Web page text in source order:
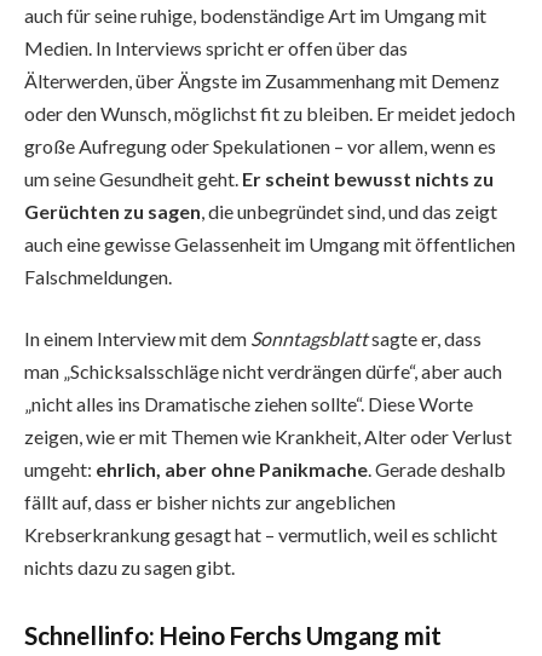
auch für seine ruhige, bodenständige Art im Umgang mit
Medien. In Interviews spricht er offen über das
Älterwerden, über Ängste im Zusammenhang mit Demenz
oder den Wunsch, möglichst fit zu bleiben. Er meidet jedoch
große Aufregung oder Spekulationen – vor allem, wenn es
um seine Gesundheit geht. Er scheint bewusst nichts zu
Gerüchten zu sagen , die unbegründet sind, und das zeigt
auch eine gewisse Gelassenheit im Umgang mit öffentlichen
Falschmeldungen.
In einem Interview mit dem Sonntagsblattsagte er, dass
man „Schicksalsschläge nicht verdrängen dürfe“, aber auch
„nicht alles ins Dramatische ziehen sollte“. Diese Worte
zeigen, wie er mit Themen wie Krankheit, Alter oder Verlust
umgeht: ehrlich, aber ohne Panikmache. Gerade deshalb
fällt auf, dass er bisher nichts zur angeblichen
Krebserkrankung gesagt hat – vermutlich, weil es schlicht
nichts dazu zu sagen gibt.
Schnellinfo: Heino Ferchs Umgang mit